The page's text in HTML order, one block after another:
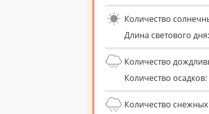
Количество
Длина светового дня:
Количество
Количество осадков:
Количество